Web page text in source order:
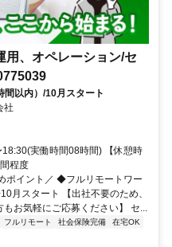
用、オペレーション/セ
間以内）/10月スタート
社
18:30(実働時間08時間) 【休憩時
程度
ポイント／ ◆フルリモートワー
月スタート 【出社不要のため、
お気軽にご応募ください】 セ...
フルリモート 社会保険完備
在宅OK